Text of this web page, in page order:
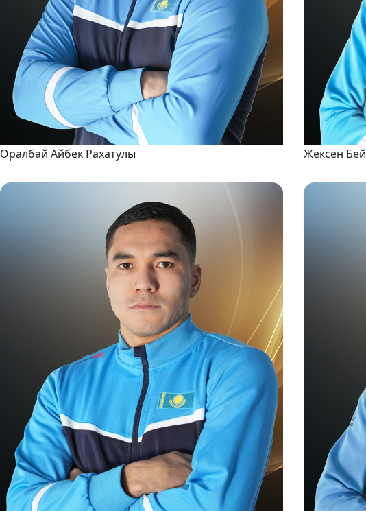
Оралбай Айбек Рахатулы Жексен